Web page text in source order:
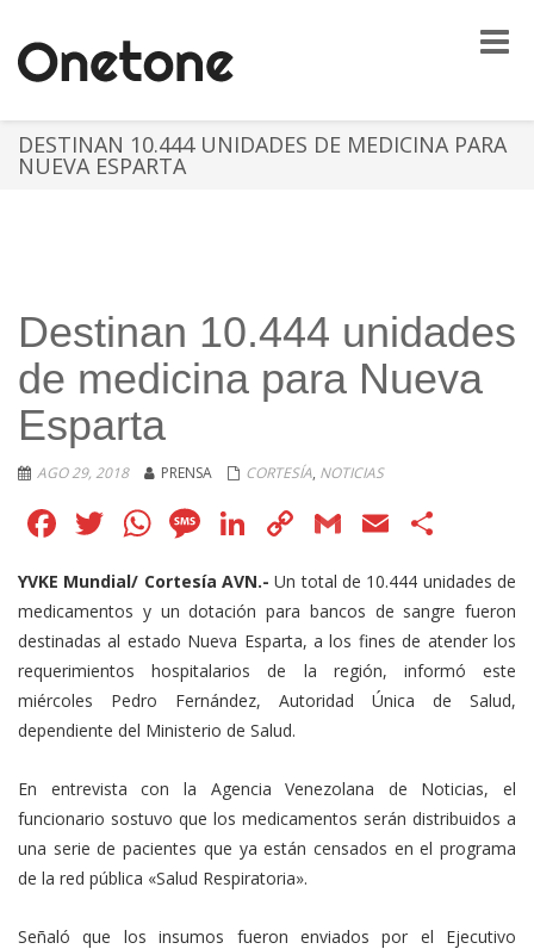
Toggle
DESTINAN 10.444 UNIDADES DE MEDICINA PARA
NUEVA ESPARTA
Destinan 10.444 unidades
de medicina para Nueva
Esparta
AGO 29, 2018 PRENSA CORTESÍA, NOTICIAS
Facebook
Twitter
WhatsApp
Message
LinkedIn
Copy
Link
GmailEmail
YVKE Mundial/ Cortesía AVN.-Un total de 10.444 unidades de
medicamentos y un dotación para bancos de sangre fueron
destinadas al estado Nueva Esparta, a los fines de atender los
requerimientos hospitalarios de la región, informó este
miércoles Pedro Fernández, Autoridad Única de Salud,
dependiente del Ministerio de Salud.
En entrevista con la Agencia Venezolana de Noticias, el
funcionario sostuvo que los medicamentos serán distribuidos a
una serie de pacientes que ya están censados en el programa
de la red pública «Salud Respiratoria».
Señaló que los insumos fueron enviados por el Ejecutivo